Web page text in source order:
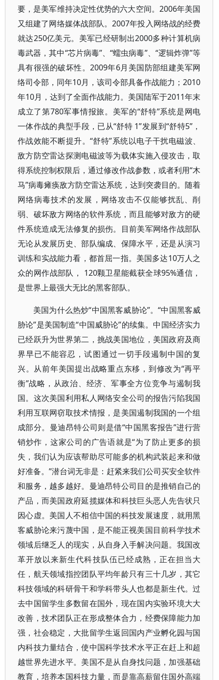
要，是美军维持决定性优势的六大空间。2006年美国
又组建了网络媒体战部队。2007年投入网络战的经费
就达250亿美元。美军已经研制出2000多种计算机病
毒武器，其中“芯片病毒”、“蠕虫病毒”、“逻辑炸弹”等
具有很强的破坏性。2009年6月美国防部组建美军网
络司令部，同年10月，该司令部具备作战能力；2010
年10月，达到了全面作战能力。美国陆军于2011年末
成立了第780军事情报旅。美军的“舒特”系统是网电
一体作战的典型手段，已从“舒特 1”发展到“舒特5”，
作战效能不断提升。“舒特”系统以电子干扰电磁波、
敌方防空雷达探测电磁波等为载体实施入侵攻击，取
得系统控制权限后，通过修改作战参数，或者利用“木
马”病毒瘫痪敌方防空雷达系统，达到突袭目的。随着
网络病毒技术的发展，网络攻击不仅能够扰乱、削
弱、破坏敌方网络的软件系统，而且能够对敌方的硬
件系统造成无法修复的损伤。目前美军网络作战部队
无论从发展历史、部队编成、保障水平，还是从演习
训练和实战能力看，都首屈一指。美国多达10万人之
众的网作战部队， 120颗卫星能截获全球95%通信，
是世界上最强大无比的黑客部队。
美国为什么热炒“中国黑客威胁论”。“中国黑客威
胁论”是美国制造“中国威胁论”的续集。中国经济实力
已经跃升为世界第二，挑战美国地位，美国政府及商
界早已不能容忍，试图通过一切手段遏制中国的复
兴。从前年美国提出战略重点东移，到修改为“再平
衡”战略，从政治、经济、军事全方位竞争与遏制我
国。这次美国利用私人网络安全公司的报告污陷我国
利用互联网窃取技术情报，是美国遏制我国的一个组
成部分。曼迪昂特公司则是借“中国黑客报告”进行营
销炒作，这家公司的广告语就是“为了防止更多的损
失，我们认为应该帮助尽可能多的机构武装起来和做
好准备。”潜台词无非是：赶紧来我们公司买安全软件
和服务，越多越好。曼迪昂特公司目的是推销自己的
产品，而美国政府延揽媒体和科技巨头恶人先告状只
因心虚。美国人不相信中国的科技发展速度，就用黑
客威胁论来污蔑中国，是不能正视美国目前科学技术
领域后继乏人的现实，从自身入手解决问题。我国改
革开放以来新生代科技队伍已经成熟，正在担当大
任，航天领域指控团队平均年龄只有三十几岁，其它
科技领域的科研骨干和学科带头人也都是新生代。过
去中国留学生多数留在国外，现在国内实验环境大大
改善，技术团队正在形成整体合力，经费保障能力加
强，社会稳定，大批留学生返回国内产业孵化园与国
内科技力量结合，使中国科学技术水平正在赶上和超
越世界先进水平。美国不是从自身找问题，加强基础
教育，培养本国科技力量，而是靠高薪留住国外高端